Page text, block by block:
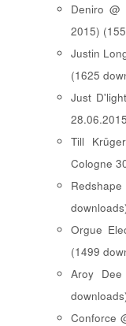
Deniro @
2015)
Justin
(1625
Just
Till
Cologne
Orgue
(1499
Aroy
Conforce